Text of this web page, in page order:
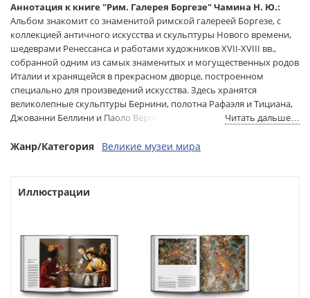
Размеры в мм
(ДхШхВ):
310x255x50
Вес:
3290 гр.
Страниц:
448
Код товара:
1162188
Артикул:
СЛ-00000402
ISBN:
978-5-387-02002-5
В продаже с:
23.08.2023
Аннотация к книге "Рим. Галерея Боргезе" Чамина Н. Ю.:
Альбом знакомит со знаменитой римской галереей Боргезе, с
коллекцией античного искусства и скульптуры Нового времени,
шедеврами Ренессанса и работами художников XVII-XVIII вв.,
собранной одним из самых знаменитых и могущественных родов
Италии и хранящейся в прекрасном дворце, построенном
специально для произведений искусства. Здесь хранятся
великолепные скульптуры Бернини, полотна Рафаэля и Тициана,
Джованни Беллини и Паоло Веронезе, Перуджино и Корреджо,
Читать дальше…
Жанр/Категория Великие музеи мира
Иллюстрации